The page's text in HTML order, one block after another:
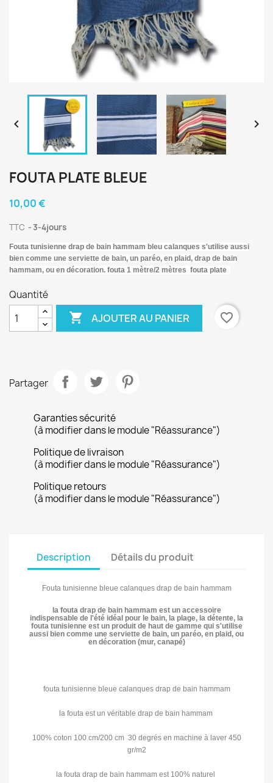
 
FOUTA PLATE BLEUE
10,00 €
TTC 3-4jours
Fouta tunisienne drap de bain hammam bleu calanques s'utilise aussi
bien comme une serviette de bain, un paréo, en plaid, drap de bain
hammam, ou en décoration. fouta 1 mètre/2 mètres fouta plate
Quantité
 AJOUTER AU PANIER favorite_border
Partager
Garanties sécurité
(à modifier dans le module "Réassurance")
Politique de livraison
(à modifier dans le module "Réassurance")
Politique retours
(à modifier dans le module "Réassurance")
Description Détails du produit
Fouta tunisienne bleue calanques drap de bain hammam
la fouta drap de bain hammam est un accessoire
indispensable de l'été idéal pour le bain, la plage, la détente, la
fouta tunisienne est un produit de haut de gamme qui s'utilise
aussi bien comme une serviette de bain, un paréo, en plaid, ou
en décoration (mur, canapé)
fouta tunisienne bleue calanques drap de bain hammam
la fouta est un véritable drap de bain hammam
100% coton 100 cm/200 cm 30 degrés en machine à laver 450
gr/m2
la fouta drap de bain hammam est 100% naturel